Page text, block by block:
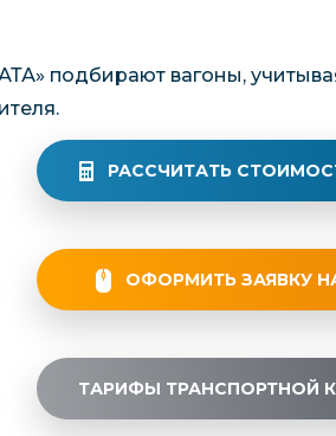
подбирают вагоны,
РАССЧИТАТЬ
ОФОРМИТЬ ЗАЯВКУ
ТАРИФЫ ТРАНСПОРТНОЙ